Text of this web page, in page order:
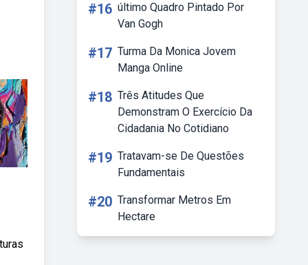
#16 último Quadro Pintado Por
Van Gogh
#17 Turma Da Monica Jovem
Manga Online
#18 Três Atitudes Que
Demonstram O Exercício Da
Cidadania No Cotidiano
#19 Tratavam-se De Questões
Fundamentais
#20 Transformar Metros Em
Hectare